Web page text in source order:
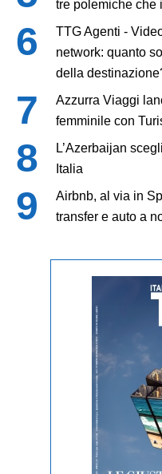
tre polemiche che
TTG Agenti -
network: quanto
della
Azzurra Viaggi
femminile con
L’Azerbaijan
Italia
Airbnb, al via in
transfer e auto a